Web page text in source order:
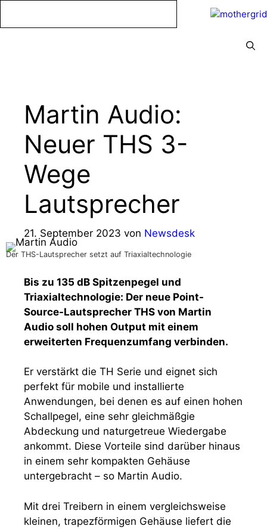
Martin Audio:
Neuer THS 3-
Wege
Lautsprecher
21. September 2023 von Newsdesk
Der THS-Lautsprecher setzt auf Triaxialtechnologie
Bis zu 135 dB Spitzenpegel und
Triaxialtechnologie: Der neue Point-
Source-Lautsprecher THS von Martin
Audio soll hohen Output mit einem
erweiterten Frequenzumfang verbinden.
Er verstärkt die TH Serie und eignet sich
perfekt für mobile und installierte
Anwendungen, bei denen es auf einen hohen
Schallpegel, eine sehr gleichmäßgie
Abdeckung und naturgetreue Wiedergabe
ankommt. Diese Vorteile sind darüber hinaus
in einem sehr kompakten Gehäuse
untergebracht – so Martin Audio.
Mit drei Treibern in einem vergleichsweise
kleinen, trapezförmigen Gehäuse liefert die